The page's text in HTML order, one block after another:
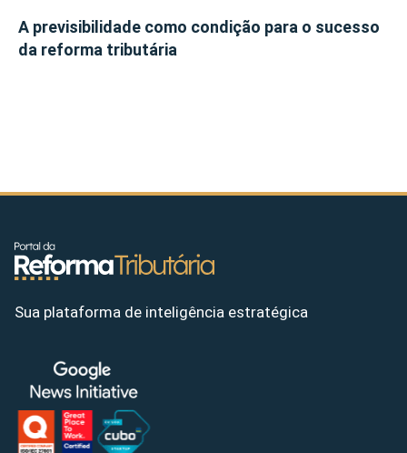
A previsibilidade como condição para o sucesso
da reforma tributária
Sua plataforma de inteligência estratégica